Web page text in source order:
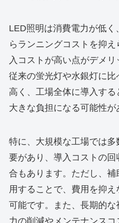
LED照明は消費電力が低
らランニングコストを抑
入コストが高い点がデメリ
従来の蛍光灯や水銀灯に
高く、工場全体に導入す
大きな負担になる可能性が
特に、大規模な工場では
要があり、導入コストの
合もあります。ただし、
用することで、費用を抑
可能です。また、長期的